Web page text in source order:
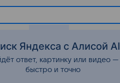
Гороскопы Стиль жизни
Яндекса с Алисой AI
ответ, картинку или видео —
быстро и точно